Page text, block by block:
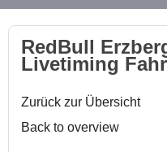
RedBull
Livetiming
Zurück zur Übersicht
Back to overview